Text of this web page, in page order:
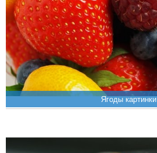
Ягоды картинки